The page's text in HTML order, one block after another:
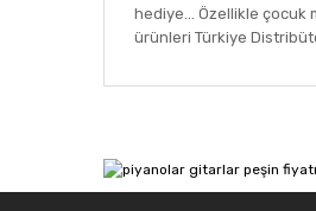
hediye... Özellikle çocuk
ürünleri Türkiye
Görüş ve önerileriniz
Ürün açıklamasında